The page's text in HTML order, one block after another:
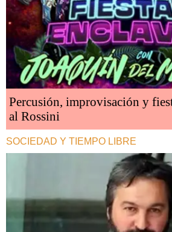
Percusión, improvisación y
al Rossini
SOCIEDAD Y TIEMPO LIBRE